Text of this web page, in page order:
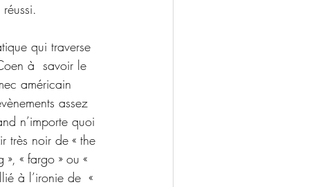
qui traverse
à  savoir le
américain
assez
n’importe quoi
très noir de « the
», « fargo » ou «
à l’ironie de  «